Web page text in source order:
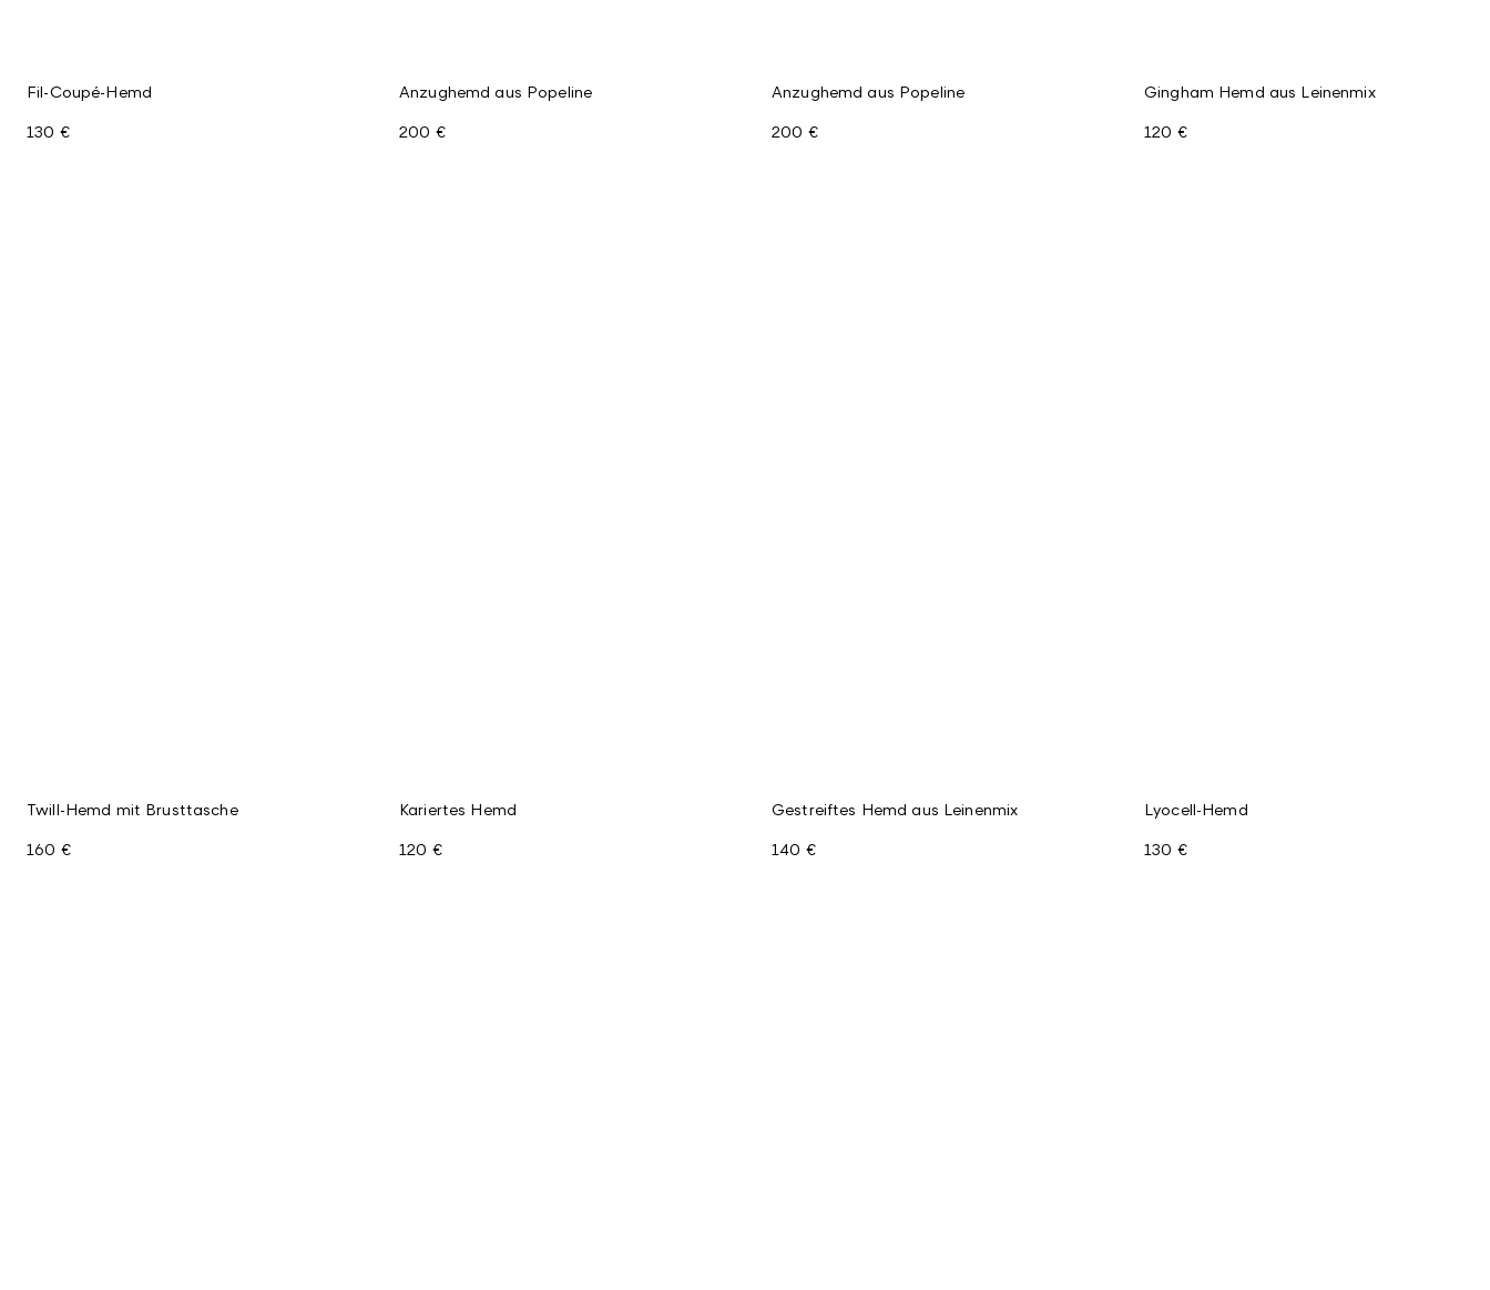
Fil-Coupé-Hemd
130 €
Anzughemd aus Popeline
200 €
Anzughemd aus Popeline
200 €
Gingham Hemd aus Leinenmix
120 €
Twill-Hemd mit Brusttasche
160 €
Kariertes Hemd
120 €
Gestreiftes Hemd aus Leinenmix
140 €
Lyocell-Hemd
130 €